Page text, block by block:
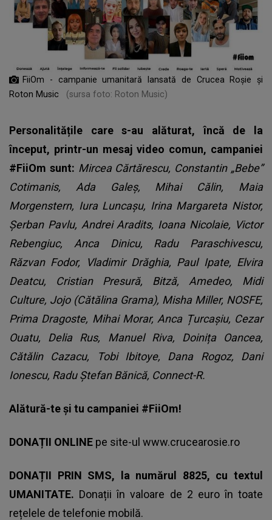
FiiOm - campanie umanitară lansată de Crucea Roșie și
Roton Music
(sursa foto: Roton Music)
Personalitățile care s-au alăturat, încă de la
început, printr-un mesaj video comun, campaniei
#FiiOm sunt: Mircea Cărtărescu, Constantin „Bebe”
Cotimanis, Ada Galeș, Mihai Călin, Maia
Morgenstern, Iura Luncașu, Irina Margareta Nistor,
Șerban Pavlu, Andrei Aradits, Ioana Nicolaie, Victor
Rebengiuc, Anca Dinicu, Radu Paraschivescu,
Răzvan Fodor, Vladimir Drăghia, Paul Ipate, Elvira
Deatcu, Cristian Presură, Bitză, Amedeo, Midi
Culture, Jojo (Cătălina Grama), Misha Miller, NOSFE,
Prima Dragoste, Mihai Morar, Anca Țurcașiu, Cezar
Ouatu, Delia Rus, Manuel Riva, Doinița Oancea,
Cătălin Cazacu, Tobi Ibitoye, Dana Rogoz, Dani
Ionescu, Radu Ștefan Bănică, Connect-R.
Alătură-te și tu campaniei #FiiOm!
DONAȚII ONLINE pe site-ul www.crucearosie.ro
DONAȚII PRIN SMS, la numărul 8825, cu textul
UMANITATE. Donații în valoare de 2 euro în toate
rețelele de telefonie mobilă.